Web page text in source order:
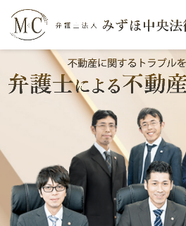
取扱分野
相続・遺言
離婚（夫婦間トラブル）
企業法務
取扱分野
相続・遺言
離婚（夫婦間トラブル）
企業法務